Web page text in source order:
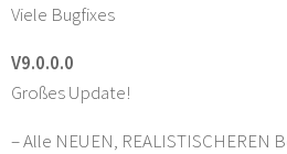
Viele Bugfixes
V9.0.0.0
Großes Update!
– Alle NEUEN, REALISTISCHEREN